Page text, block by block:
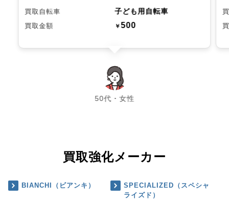
買取自転車 子ども用自転車
買取金額 ￥500
50代・女性
chevron_left chevron_right
買取強化メーカー
BIANCHI（ビアンキ）
SPECIALIZED（スペシャ
ライズド）